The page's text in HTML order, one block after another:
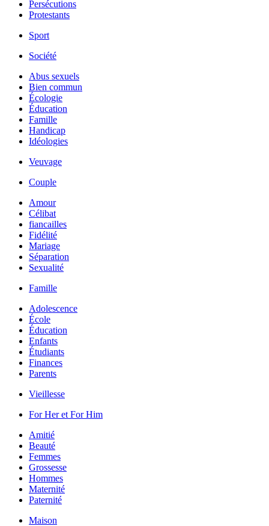
Persécutions
Protestants
Sport
Société
Abus sexuels
Bien commun
Écologie
Éducation
Famille
Handicap
Idéologies
Veuvage
Couple
Amour
Célibat
fiancailles
Fidélité
Mariage
Séparation
Sexualité
Famille
Adolescence
École
Éducation
Enfants
Étudiants
Finances
Parents
Vieillesse
For Her et For Him
Amitié
Beauté
Femmes
Grossesse
Hommes
Maternité
Paternité
Maison